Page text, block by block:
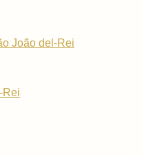
João del-Rei
Rei